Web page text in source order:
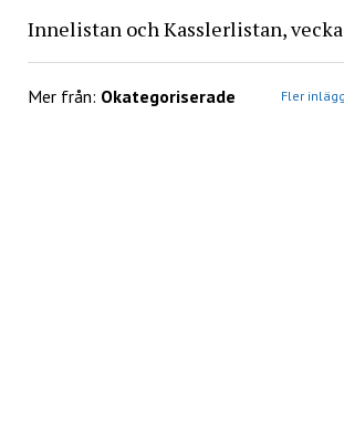
Innelistan och Kasslerlistan,
Mer från: Okategoriserade Fler